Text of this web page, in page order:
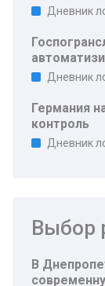
Дневник
Дневник
Германия
контроль
Дневник
Выбор
В